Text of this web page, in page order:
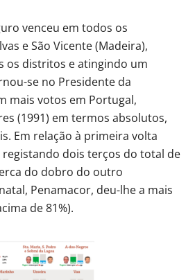
venceu em todos os
e São Vicente (Madeira),
os distritos e atingindo um
se no Presidente da
mais votos em Portugal,
(1991) em termos absolutos,
Em relação à primeira volta
dois terços do total de
do dobro do outro
Penamacor, deu-lhe a mais
de 81%).